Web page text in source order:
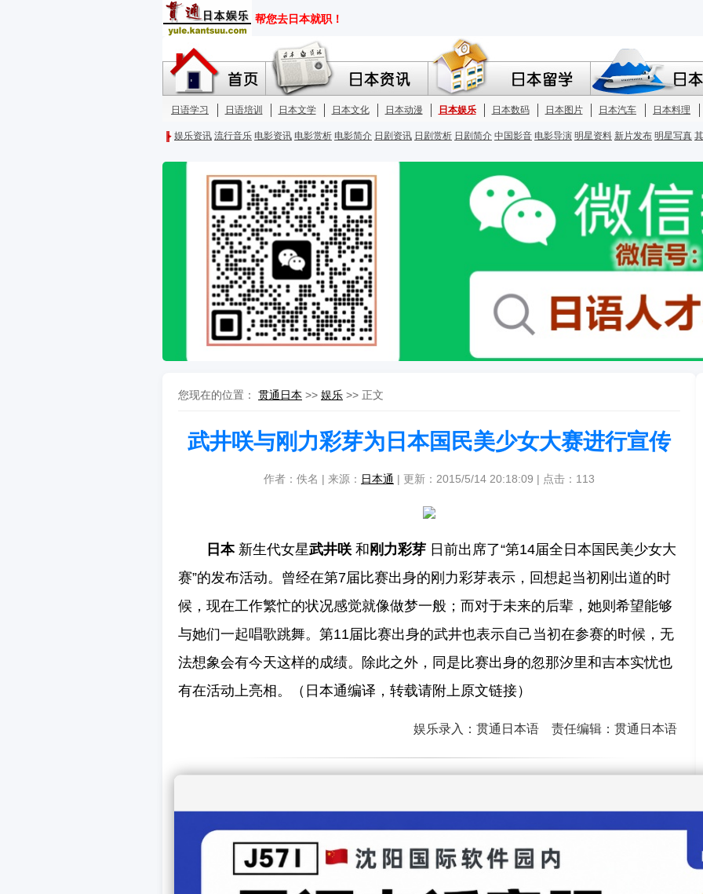
您现在的位置： 贯通日本 >> 娱乐 >> 正文
武井咲与刚力彩芽为日本国民美少女大赛进行宣传
作者：佚名 | 来源： 日本通 | 更新：2015/5/14 20:18:09 | 点击： 113
日本新生代女星武井咲 和 刚力彩芽 日前出席了“第14届全日本国民美少女大
赛”的发布活动。曾经在第7届比赛出身的刚力彩芽表示，回想起当初刚出道的时
候，现在工作繁忙的状况感觉就像做梦一般；而对于未来的后辈，她则希望能够
与她们一起唱歌跳舞。第11届比赛出身的武井也表示自己当初在参赛的时候，无
法想象会有今天这样的成绩。除此之外，同是比赛出身的忽那汐里和吉本实忧也
有在活动上亮相。（日本通编译，转载请附上原文链接）
娱乐录入：贯通日本语 责任编辑：贯通日本语
发表评论】【加入收藏】【告诉好友】【打印此文